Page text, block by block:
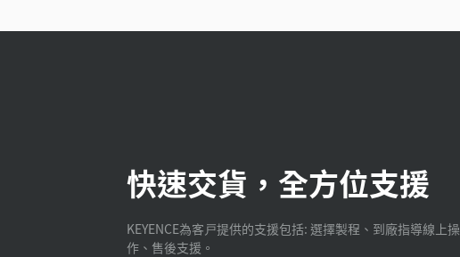
快速交貨，全方位支援
KEYENCE為客戸提供的支援包括: 選擇製程、到廠指導線上操
作、售後支援。